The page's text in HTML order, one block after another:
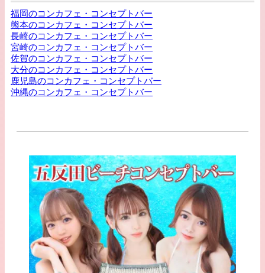
福岡のコンカフェ・コンセプトバー
熊本のコンカフェ・コンセプトバー
長崎のコンカフェ・コンセプトバー
宮崎のコンカフェ・コンセプトバー
佐賀のコンカフェ・コンセプトバー
大分のコンカフェ・コンセプトバー
鹿児島のコンカフェ・コンセプトバー
沖縄のコンカフェ・コンセプトバー